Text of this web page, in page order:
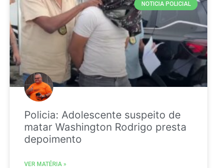
NOTICIA POLICIAL
Policia: Adolescente suspeito de
matar Washington Rodrigo presta
depoimento
VER MATÉRIA »